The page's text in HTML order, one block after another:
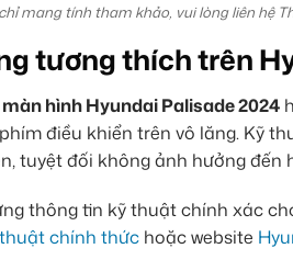
mang tính tham khảo, vui lòng liên hệ
tương thích trên
màn hình Hyundai Palisade 2024
điều khiển trên vô lăng. Kỹ
tuyệt đối không ảnh hưởng đến
thông tin kỹ thuật chính xác
chính thức hoặc website